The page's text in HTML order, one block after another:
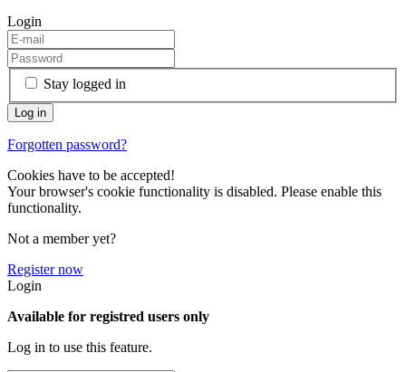
Login
Stay logged in
Forgotten password?
Cookies have to be accepted!
Your browser's cookie functionality is disabled. Please enable this
functionality.
Not a member yet?
Register now
Login
Available for registred users only
Log in to use this feature.